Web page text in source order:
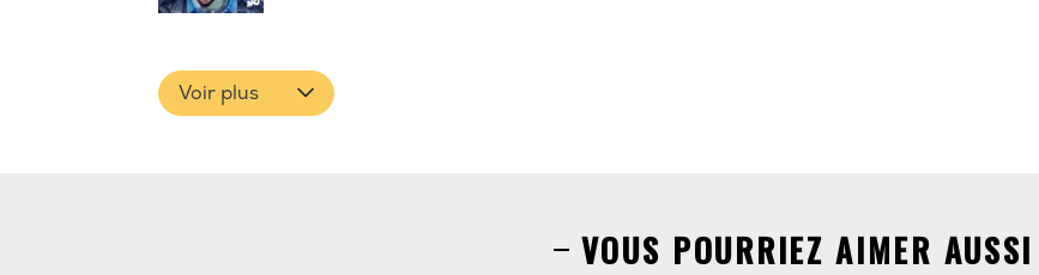
Voir plus
VOUS POURRIEZ AIMER AUSSI